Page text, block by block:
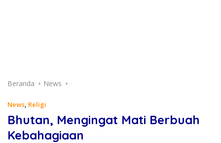
Beranda News
News, Religi
Bhutan, Mengingat Mati Berbuah
Kebahagiaan